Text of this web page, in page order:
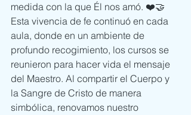
medida con la que Él nos amó. ❤️🤝
Esta vivencia de fe continuó en cada
aula, donde en un ambiente de
profundo recogimiento, los cursos se
reunieron para hacer vida el mensaje
del Maestro. Al compartir el Cuerpo y
la Sangre de Cristo de manera
simbólica, renovamos nuestro